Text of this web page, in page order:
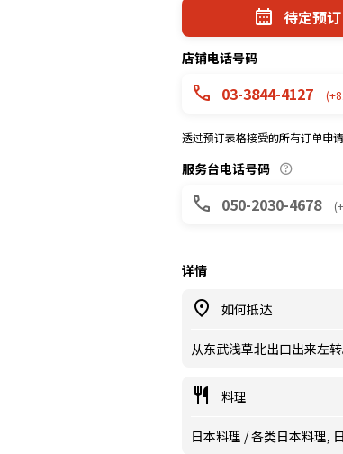
待定预订
店铺电话号码
03-3844-4127
透过预订表格接受的所有订单申
服务台电话号码
050-2030-4678
详情
如何抵达
从东武浅草北出口出来左
料理
日本料理 / 各类日本料理,